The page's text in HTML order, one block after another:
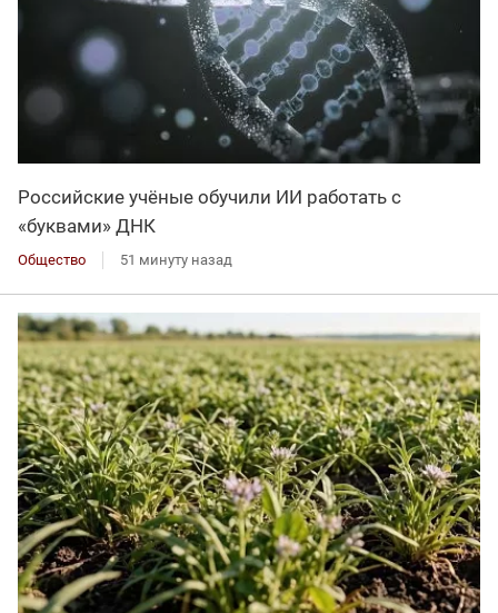
Российские учёные обучили ИИ работать с
«буквами» ДНК
Общество 51 минуту назад